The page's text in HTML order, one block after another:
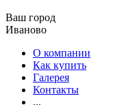
Ваш город
Иваново
О компании
Как купить
Галерея
Контакты
...